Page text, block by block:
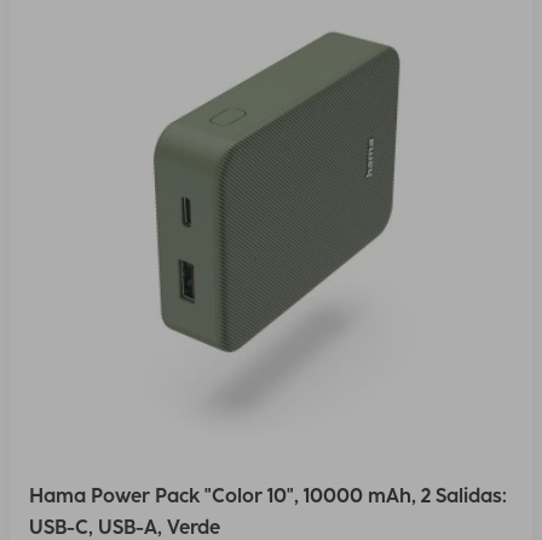
Hama Power Pack "Color 10", 10000 mAh, 2 Salidas:
USB-C, USB-A, Verde